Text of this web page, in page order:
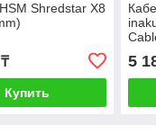
Shredstar X8
Купить
5